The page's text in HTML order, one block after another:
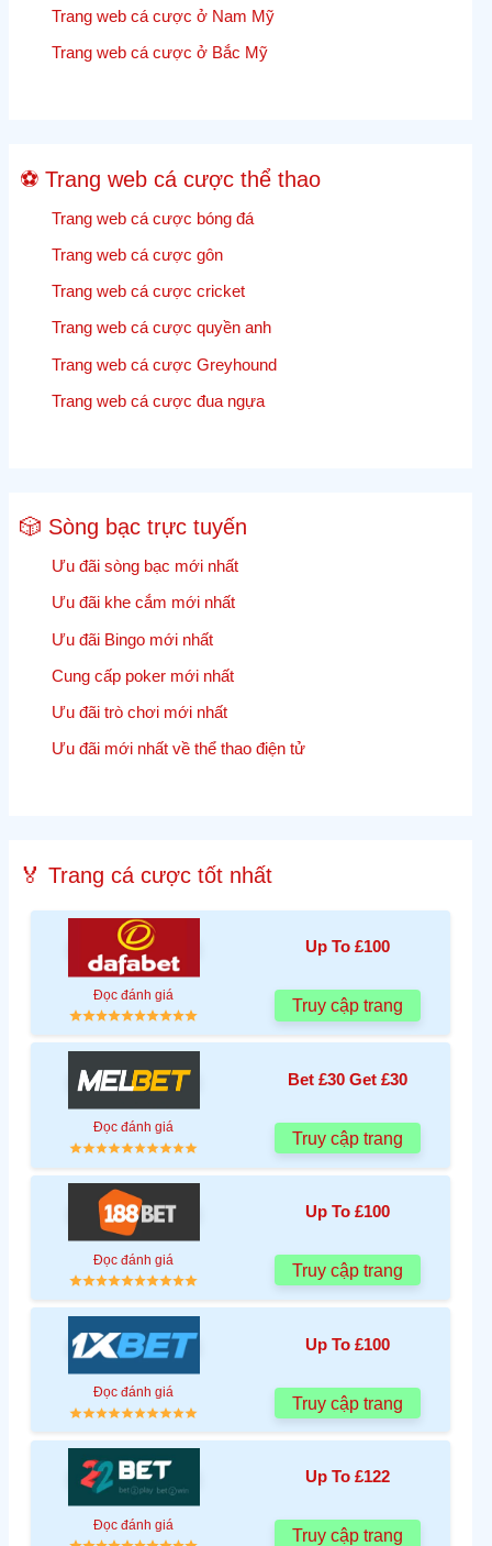
quả
và
trực
tiếp
Trang web cá cược ở Nam Mỹ
Trang web cá cược ở Bắc Mỹ
⚽ Trang web cá cược thể thao
Trang web cá cược bóng đá
Trang web cá cược gôn
Trang web cá cược cricket
Trang web cá cược quyền anh
Trang web cá cược Greyhound
Trang web cá cược đua ngựa
🎲 Sòng bạc trực tuyến
Ưu đãi sòng bạc mới nhất
Ưu đãi khe cắm mới nhất
Ưu đãi Bingo mới nhất
Cung cấp poker mới nhất
Ưu đãi trò chơi mới nhất
Ưu đãi mới nhất về thể thao điện tử
🏅 Trang cá cược tốt nhất
Up To £100
Đọc đánh giá
Truy cập trang
Bet £30 Get £30
Đọc đánh giá
Truy cập trang
Up To £100
Đọc đánh giá
Truy cập trang
Up To £100
Đọc đánh giá
Truy cập trang
Up To £122
Đọc đánh giá
Truy cập trang